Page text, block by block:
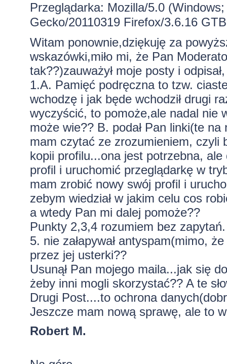
Przeglądarka: Mozilla/5.0
Gecko/20110319 Firefox/3.6.16
Witam ponownie,dziękuję za
wskazówki,miło mi, że Pan
tak??)zauważył moje posty i odpisał,
1.A. Pamięć podręczna to tzw.
wchodzę i jak będe wchodził drugi
wyczyścić, to pomoże,ale nadal nie
może wie?? B. podał Pan linki(te
mam czytać ze zrozumieniem, czyli
kopii profilu...ona jest potrzebna,
profil i uruchomić przeglądarkę w
mam zrobić nowy swój profil i
zebym wiedział w jakim celu cos
a wtedy Pan mi dalej pomoże??
Punkty 2,3,4 rozumiem bez zapytań.
5. nie załapywał antyspam(mimo,
przez jej usterki??
Usunął Pan mojego maila...jak się
żeby inni mogli skorzystać?? A te
Drugi Post....to ochrona
Jeszcze mam nową sprawę, ale to
Robert M.